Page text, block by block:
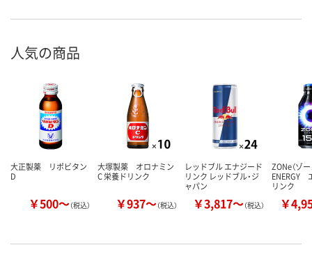
人気の商品
大正製薬 リポビタン
D
￥500～（税込）
大塚製薬 オロナミン
C 栄養ドリンク
￥937～（税込）
レッドブル エナジード
リンク レッドブル・ジ
ャパン
￥3,817～（税込）
ZONe（ゾー
ENERGY
リンク
￥